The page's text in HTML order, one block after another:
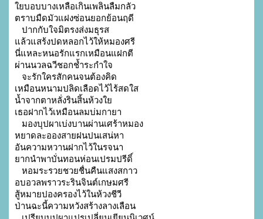
ใยบอบบางเหลือเกินเพลินลืมกลัว
ตราบมืดมัวแฝงซ่อนยอกย้อนฤดี
ปากกับใจมิตรงส่งมธุรส
แล้วแสร้งปดหลอกไว้ให้หมองศรี
นี่แหละหนอรักแรกเหมือนแฝกตี
ผ่านนวลฉวีชอกช้ำระกำใจ
จะรักใครสักคนจนต้องคิด
เหมือนหนามปลิดเลือดไว้ไร้สดใส
น้ำจากตาหลั่งรินสิ้นห้วงใย
เธอฝากไว้เหมือนลมบ่มกายา
มองบุปผาเบ่งบานผ่านเศร้าหมอง
หยาดละอองสายฝนปนเสน่หา
อันความหวานฝากไว้ในรจนา
ยากนำพาบั่นทอนห่อนเปรมปรีดิ์
หอมระรวยชวยชื่นคืนแสงสกาว
อบอวลพราวระรินจินต์เกษมศรี
สู้หมายปองครองไว้ในห้วงชีวี
ป่านฉะนี้ความหวังสร้างลางเลือน